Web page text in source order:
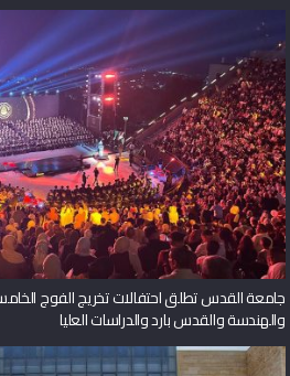
جامعة القدس تطلق احتفالات تخريج الفوج
والهندسة والقدس بارد والدراسات العليا